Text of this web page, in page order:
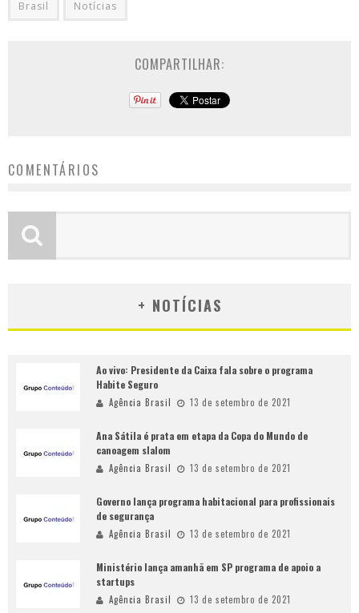
Brasil Notícias
COMPARTILHAR:
COMENTÁRIOS
+ NOTÍCIAS
Ao vivo: Presidente da Caixa fala sobre o programa
Habite Seguro
Agência Brasil 13 de setembro de 2021
Ana Sátila é prata em etapa da Copa do Mundo de
canoagem slalom
Agência Brasil 13 de setembro de 2021
Governo lança programa habitacional para profissionais
de segurança
Agência Brasil 13 de setembro de 2021
Ministério lança amanhã em SP programa de apoio a
startups
Agência Brasil 13 de setembro de 2021